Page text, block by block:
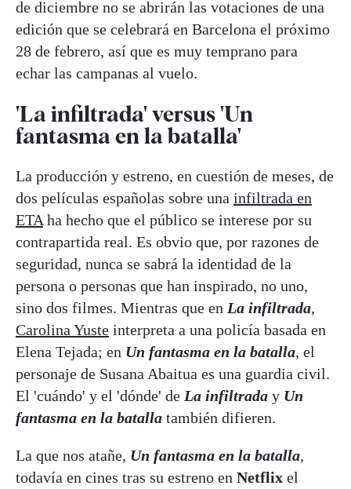
de diciembre no se abrirán las votaciones de una
edición que se celebrará en Barcelona el próximo
28 de febrero, así que es muy temprano para
echar las campanas al vuelo.
'La infiltrada' versus 'Un
fantasma en la batalla'
La producción y estreno, en cuestión de meses, de
dos películas españolas sobre una infiltrada en
ETA ha hecho que el público se interese por su
contrapartida real. Es obvio que, por razones de
seguridad, nunca se sabrá la identidad de la
persona o personas que han inspirado, no uno,
sino dos filmes. Mientras que en La infiltrada,
Carolina Yuste interpreta a una policía basada en
Elena Tejada; en Un fantasma en la batalla, el
personaje de Susana Abaitua es una guardia civil.
El 'cuándo' y el 'dónde' de La infiltrada y Un
fantasma en la batalla también difieren.
La que nos atañe, Un fantasma en la batalla,
todavía en cines tras su estreno en Netflix el